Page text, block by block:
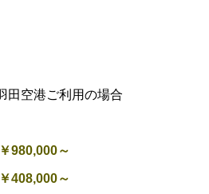
空港ご利用の場合
～
～